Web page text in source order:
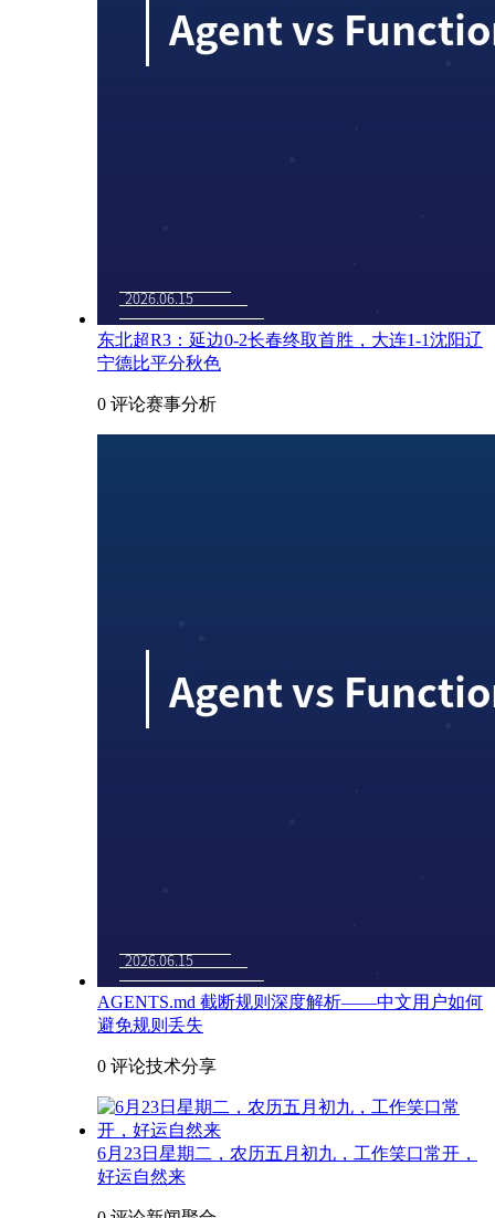
东北超R3：延边0-2长春终取首胜，大连1-1沈阳辽
宁德比平分秋色
0 评论赛事分析
AGENTS.md 截断规则深度解析——中文用户如何
避免规则丢失
0 评论技术分享
6月23日星期二，农历五月初九，工作笑口常开，
好运自然来